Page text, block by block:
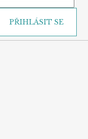
PŘIHLÁSIT SE